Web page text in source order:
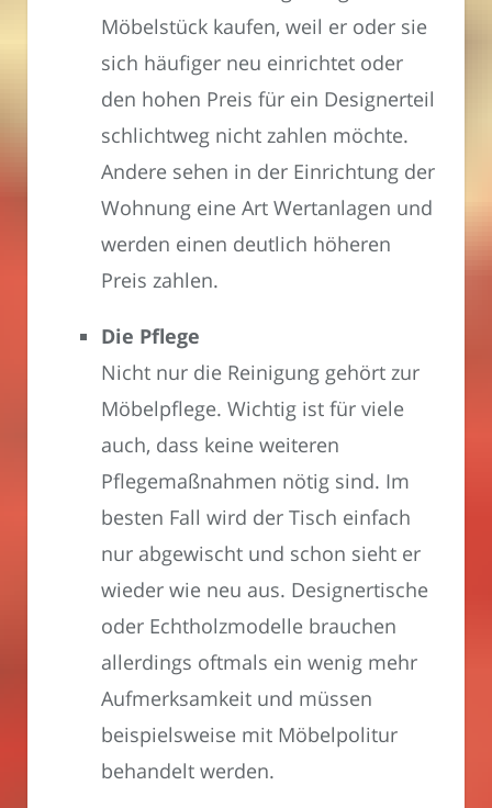
Möbelstück kaufen, weil er oder sie
sich häufiger neu einrichtet oder
den hohen Preis für ein Designerteil
schlichtweg nicht zahlen möchte.
Andere sehen in der Einrichtung der
Wohnung eine Art Wertanlagen und
werden einen deutlich höheren
Preis zahlen.
Die Pflege
Nicht nur die Reinigung gehört zur
Möbelpflege. Wichtig ist für viele
auch, dass keine weiteren
Pflegemaßnahmen nötig sind. Im
besten Fall wird der Tisch einfach
nur abgewischt und schon sieht er
wieder wie neu aus. Designertische
oder Echtholzmodelle brauchen
allerdings oftmals ein wenig mehr
Aufmerksamkeit und müssen
beispielsweise mit Möbelpolitur
behandelt werden.